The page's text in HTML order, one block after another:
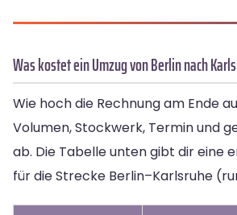
Was kostet ein Umzug von Berlin nach
Wie hoch die Rechnung am Ende
Volumen, Stockwerk, Termin und
ab. Die Tabelle unten gibt dir eine
für die Strecke Berlin–Karlsruhe